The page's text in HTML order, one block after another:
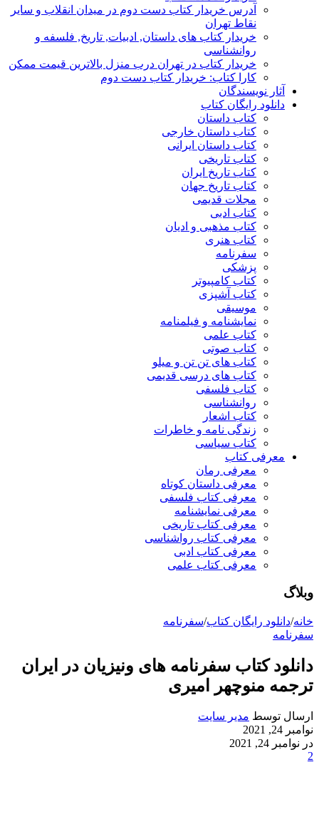
آدرس خریدار کتاب دست دوم در میدان انقلاب و سایر
نقاط تهران
خریدار کتاب های داستان, ادبیات, تاریخ, فلسفه و
روانشناسی
خریدار کتاب در تهران درب منزل بالاترین قیمت ممکن
کارا کتاب: خریدار کتاب دست دوم
آثار نویسندگان
دانلود رایگان کتاب
کتاب داستان
کتاب داستان خارجی
کتاب داستان ایرانی
کتاب تاریخی
کتاب تاریخ ایران
کتاب تاریخ جهان
مجلات قدیمی
کتاب ادبی
کتاب مذهبی و ادیان
کتاب هنری
سفرنامه
پزشکی
کتاب کامپیوتر
کتاب آشپزی
موسیقی
نمایشنامه و فیلمنامه
کتاب علمی
کتاب صوتی
کتاب های تن تن و میلو
کتاب های درسی قدیمی
کتاب فلسفی
روانشناسی
کتاب اشعار
زندگی نامه و خاطرات
کتاب سیاسی
معرفی کتاب
معرفی رمان
معرفی داستان کوتاه
معرفی کتاب فلسفی
معرفی نمایشنامه
معرفی کتاب تاریخی
معرفی کتاب رواشناسی
معرفی کتاب ادبی
معرفی کتاب علمی
وبلاگ
خانه/دانلود رایگان کتاب/سفرنامه
سفرنامه
دانلود کتاب سفرنامه های ونیزیان در ایران
ترجمه منوچهر امیری
ارسال توسط مدیر سایت
نوامبر 24, 2021
در نوامبر 24, 2021
2